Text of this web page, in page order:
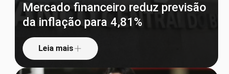
Mercado financeiro reduz previsão
da inflação para 4,81%
Leia mais